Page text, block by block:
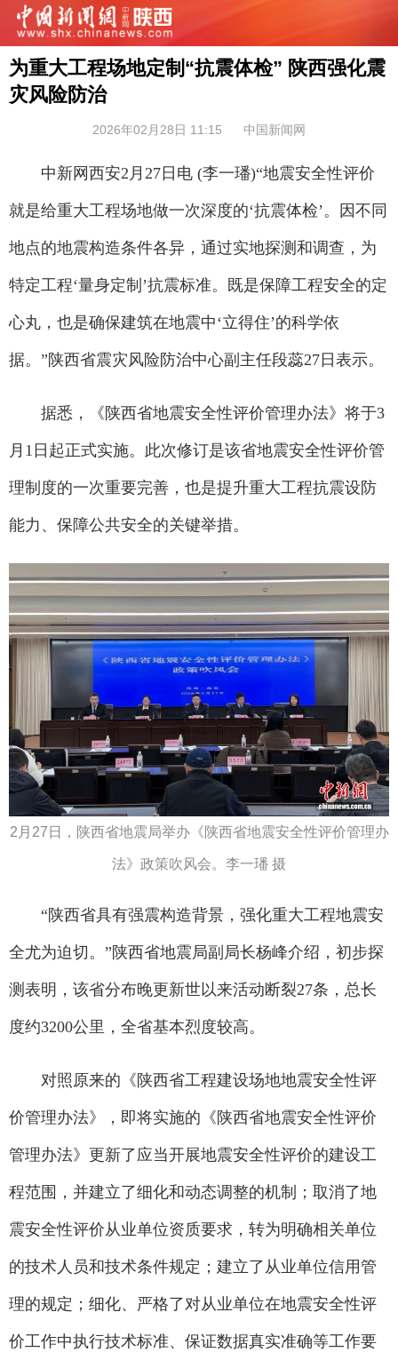
为重大工程场地定制“抗震体检” 陕西强化震
灾风险防治
2026年02月28日 11:15 中国新闻网
中新网西安2月27日电 (李一璠)“地震安全性评价
就是给重大工程场地做一次深度的‘抗震体检’。因不同
地点的地震构造条件各异，通过实地探测和调查，为
特定工程‘量身定制’抗震标准。既是保障工程安全的定
心丸，也是确保建筑在地震中‘立得住’的科学依
据。”陕西省震灾风险防治中心副主任段蕊27日表示。
据悉，《陕西省地震安全性评价管理办法》将于3
月1日起正式实施。此次修订是该省地震安全性评价管
理制度的一次重要完善，也是提升重大工程抗震设防
能力、保障公共安全的关键举措。
2月27日，陕西省地震局举办《陕西省地震安全性评价管理办
法》政策吹风会。李一璠 摄
“陕西省具有强震构造背景，强化重大工程地震安
全尤为迫切。”陕西省地震局副局长杨峰介绍，初步探
测表明，该省分布晚更新世以来活动断裂27条，总长
度约3200公里，全省基本烈度较高。
对照原来的《陕西省工程建设场地地震安全性评
价管理办法》，即将实施的《陕西省地震安全性评价
管理办法》更新了应当开展地震安全性评价的建设工
程范围，并建立了细化和动态调整的机制；取消了地
震安全性评价从业单位资质要求，转为明确相关单位
的技术人员和技术条件规定；建立了从业单位信用管
理的规定；细化、严格了对从业单位在地震安全性评
价工作中执行技术标准、保证数据真实准确等工作要